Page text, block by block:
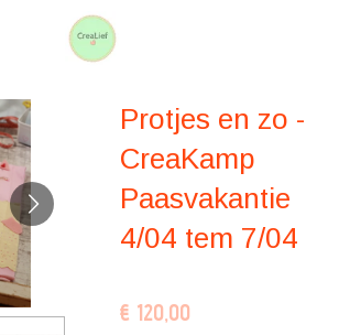
Protjes en zo -
CreaKamp
Paasvakantie
4/04 tem 7/04
€ 120,00